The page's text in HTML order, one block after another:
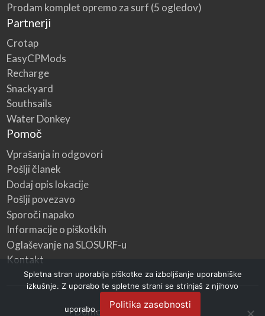
Prodam komplet opremo za surf (5 ogledov)
Partnerji
Crotap
EasyCPMods
Recharge
Snackyard
Southsails
Water Donkey
Pomoč
Vprašanja in odgovori
Pošlji članek
Dodaj opis lokacije
Pošlji povezavo
Sporoči napako
Informacije o piškotkih
Oglaševanje na SLOSURF-u
Kontakt
Domov Kategorije Blog
Spletna stran uporablja piškotke za izboljšanje uporabniške
izkušnje. Z uporabo te spletne strani se strinjaš z njihovo
uporabo. Politika zasebnosti